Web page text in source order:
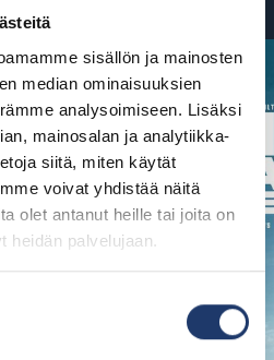
sisällön ja mainosten
median ominaisuuksien
analysoimiseen. Lisäksi
mainosalan ja analytiikka-
siitä, miten käytät
voivat yhdistää näitä
olet antanut heille tai joita on
heidän palvelujaan.